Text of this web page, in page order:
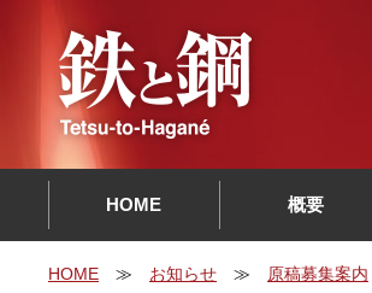
HOME 概要
HOME お知らせ 原稿募集案内